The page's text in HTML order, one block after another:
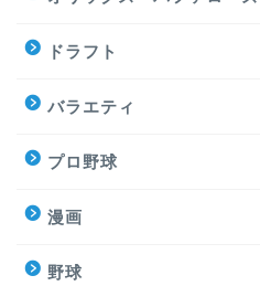
ドラフト
バラエティ
プロ野球
漫画
野球